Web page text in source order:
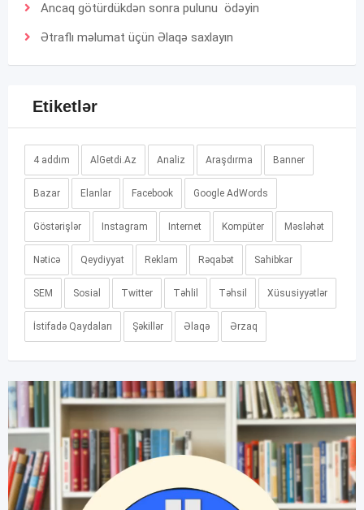
Ancaq götürdükdən sonra pulunu ödəyin
Ətraflı məlumat üçün Əlaqə saxlayın
Etiketlər
4 addım AlGetdi.Az Analiz Araşdırma Banner
Bazar Elanlar Facebook Google AdWords
Göstərişlər Instagram Internet Kompüter Məsləhət
Nəticə Qeydiyyat Reklam Rəqabət Sahibkar
SEM Sosial Twitter Təhlil Təhsil Xüsusiyyətlər
İstifadə Qaydaları Şəkillər Əlaqə Ərzaq